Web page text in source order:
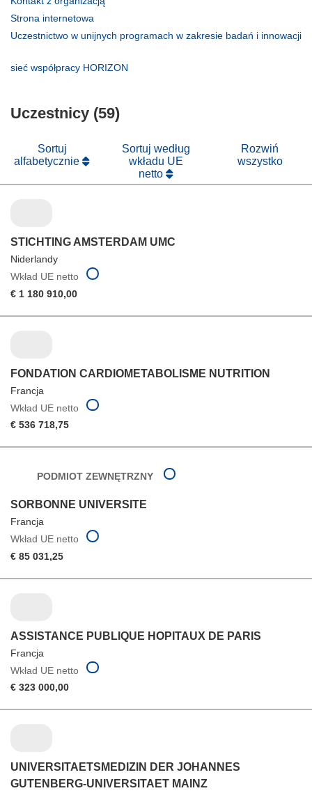
oknie)
Strona internetowa
otworzy
Uczestnictwo w unijnych programach w zakresie badań i innowacji
otworzy
nowym
sieć współpracy HORIZON
Uczestnicy (59)
Sortuj
alfabetycznie
Sortuj według
wkładu UE
netto
Rozwiń
wszystko
STICHTING AMSTERDAM UMC
Niderlandy
Wkład UE netto
€ 1 180 910,00
FONDATION CARDIOMETABOLISME NUTRITION
Francja
Wkład UE netto
€ 536 718,75
PODMIOT ZEWNĘTRZNY
SORBONNE UNIVERSITE
Francja
Wkład UE netto
€ 85 031,25
ASSISTANCE PUBLIQUE HOPITAUX DE PARIS
Francja
Wkład UE netto
€ 323 000,00
UNIVERSITAETSMEDIZIN DER JOHANNES
GUTENBERG-UNIVERSITAET MAINZ